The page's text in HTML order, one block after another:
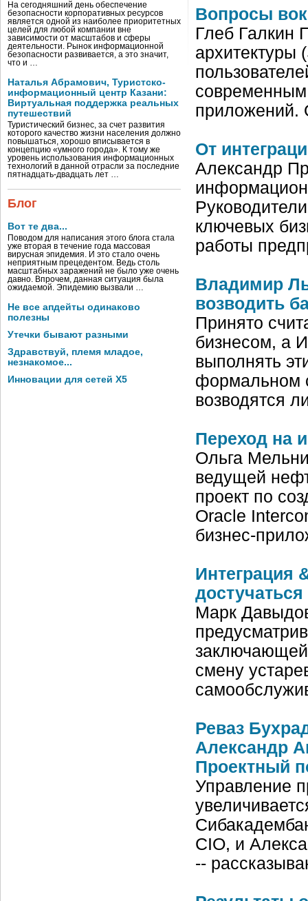
На сегодняшний день обеспечение
безопасности корпоративных ресурсов
является одной из наиболее приоритетных
целей для любой компании вне
зависимости от масштабов и сферы
деятельности. Рынок информационной
безопасности развивается, а это значит,
что и …
Наталья Абрамович, Туристско-
информационный центр Казани:
Виртуальная поддержка реальных
путешествий
Туристический бизнес, за счет развития
которого качество жизни населения должно
повышаться, хорошо вписывается в
концепцию «умного города». К тому же
уровень использования информационных
технологий в данной отрасли за последние
пятнадцать-двадцать лет …
Блог
Вот те два...
Поводом для написания этого блога стала
уже вторая в течение года массовая
вирусная эпидемия. И это стало очень
неприятным прецедентом. Ведь столь
масштабных заражений не было уже очень
давно. Впрочем, данная ситуация была
ожидаемой. Эпидемию вызвали …
Не все апдейты одинаково
полезны
Утечки бывают разными
Здравствуй, племя младое,
незнакомое...
Инновации для сетей X5
Вопросы
Глеб Галкин
архитектуры
современным
приложений.
От
Александр
ключевых
работы
Владимир
возводить
Принято
бизнесом, а
выполнять
формальном
возводятся
Переход на
Ольга
ведущей
проект по
Oracle
бизнес-
Интеграция
Марк
смену
Реваз
Александр
Проектный
Управление
CIO, и
--